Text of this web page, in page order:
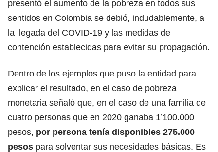
presentó el aumento de la pobreza en todos sus
sentidos en Colombia se debió, indudablemente, a
la llegada del COVID-19 y las medidas de
contención establecidas para evitar su propagación.
Dentro de los ejemplos que puso la entidad para
explicar el resultado, en el caso de pobreza
monetaria señaló que, en el caso de una familia de
cuatro personas que en 2020 ganaba 1’100.000
pesos, por persona tenía disponibles 275.000
pesos para solventar sus necesidades básicas. Es